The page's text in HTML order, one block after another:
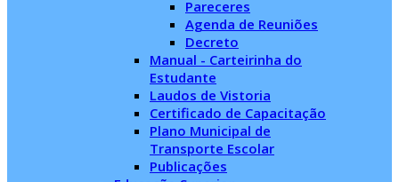
Pareceres
Agenda de Reuniões
Decreto
Manual - Carteirinha do
Estudante
Laudos de Vistoria
Certificado de Capacitação
Plano Municipal de
Transporte Escolar
Publicações